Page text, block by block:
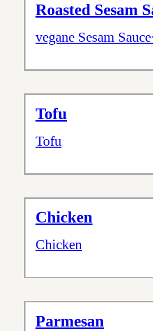
Roasted Sesam
vegane Sesam
Tofu
Tofu
Chicken
Chicken
Parmesan